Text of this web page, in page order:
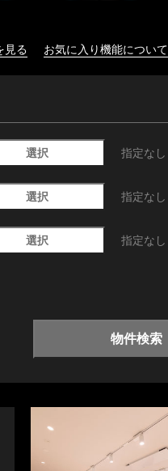
見る お気に入り機能について
選択 指定なし
選択 指定なし
選択 指定なし
物件検索